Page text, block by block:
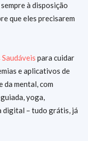
à disposição
que eles precisarem
para cuidar
e aplicativos de
da mental, com
yoga,
digital – tudo grátis, já